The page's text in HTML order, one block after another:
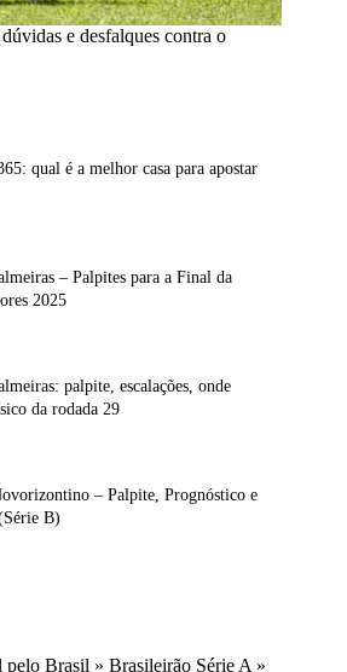
e desfalques contra o
qual é a melhor casa para apostar
– Palpites para a Final da
2025
palpite, escalações, onde
da rodada 29
– Palpite, Prognóstico e
B)
pelo Brasil » Brasileirão Série A »